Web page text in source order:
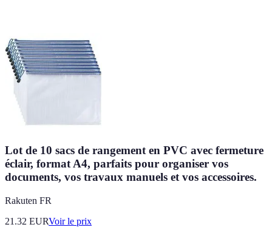
Lot de 10 sacs de rangement en PVC avec fermeture
éclair, format A4, parfaits pour organiser vos
documents, vos travaux manuels et vos accessoires.
Rakuten FR
21.32 EURVoir le prix